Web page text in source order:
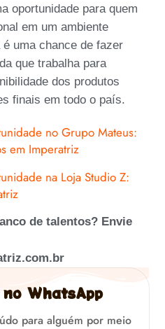
oportunidade para quem
em um ambiente
uma chance de fazer
que trabalha para
dos produtos
finais em todo o país.
no Grupo Mateus:
em Imperatriz
na Loja Studio Z:
de talentos? Envie
WhatsApp
para alguém por meio